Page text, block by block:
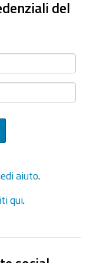
del
aiuto
qui.